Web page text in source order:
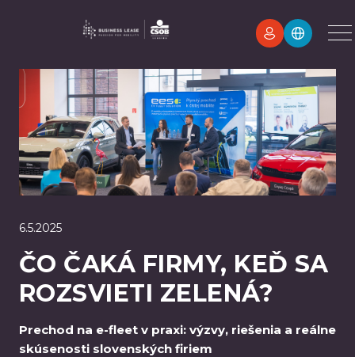
6.5.2025
ČO ČAKÁ FIRMY, KEĎ SA
ROZSVIETI ZELENÁ?
Prechod na e-fleet v praxi: výzvy, riešenia a reálne
skúsenosti slovenských firiem